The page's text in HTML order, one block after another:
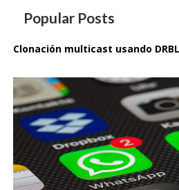
Popular Posts
Clonación multicast usando